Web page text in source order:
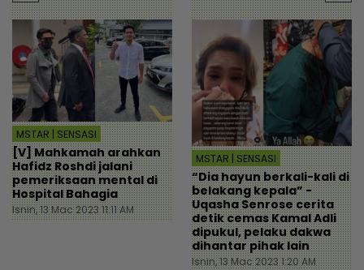
MSTAR | SENSASI
[V] Mahkamah arahkan
Hafidz Roshdi jalani
pemeriksaan mental di
Hospital Bahagia
Isnin, 13 Mac 2023 11:11 AM
MSTAR | SENSASI
“Dia hayun berkali-kali di
belakang kepala” -
Uqasha Senrose cerita
detik cemas Kamal Adli
dipukul, pelaku dakwa
dihantar pihak lain
Isnin, 13 Mac 2023 1:20 AM